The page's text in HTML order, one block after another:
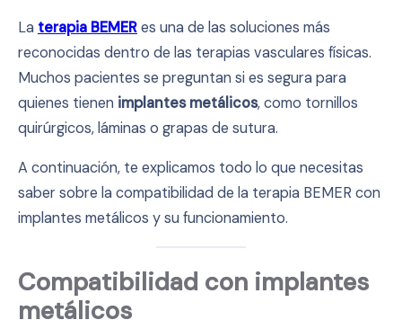
La terapia BEMERes una de las soluciones más
reconocidas dentro de las terapias vasculares físicas.
Muchos pacientes se preguntan si es segura para
quienes tienen implantes metálicos, como tornillos
quirúrgicos, láminas o grapas de sutura.
A continuación, te explicamos todo lo que necesitas
saber sobre la compatibilidad de la terapia BEMER con
implantes metálicos y su funcionamiento.
Compatibilidad con implantes
metálicos